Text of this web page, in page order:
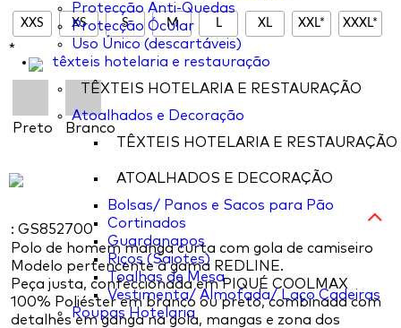
Protecção Anti-Quedas
Protecção Ócular
Uso Único (descartáveis)
têxteis hotelaria e restauração
TÊXTEIS HOTELARIA E RESTAURAÇÃO
Atoalhados e Decoração
TÊXTEIS HOTELARIA E RESTAURAÇÃO
ATOALHADOS E DECORAÇÃO
Bolsas/ Panos e Sacos para Pão
Cortinados
Guardanapos
Riços (Saiotes)
Toalhas de Mesa
Vestimenta/ Almofada/ Laço Cadeiras
Roupas Hotelaria
XXS XS S M L XL XXL* XXXL*
*
Preto Branco
: GS852700
Polo de homem manga curta com gola de camiseiro
Modelo pertencente à gama REDLINE.
Peça justa, confeccionada em PIQUÉ COOLMAX
100% Poliéster em branco ou preto, combinada com
detalhes em ganga na gola, mangas e zona dos